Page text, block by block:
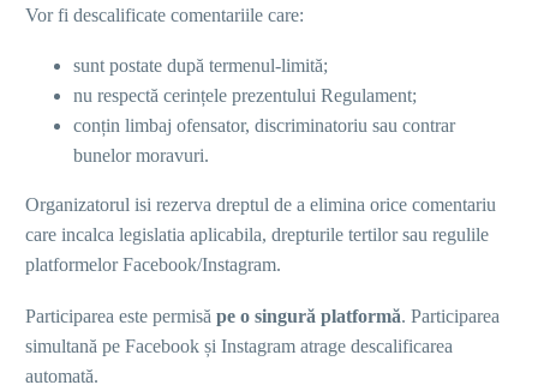
Vor fi descalificate comentariile care:
sunt postate după termenul-limită;
nu respectă cerințele prezentului Regulament;
conțin limbaj ofensator, discriminatoriu sau contrar
bunelor moravuri.
Organizatorul isi rezerva dreptul de a elimina orice comentariu
care incalca legislatia aplicabila, drepturile tertilor sau regulile
platformelor Facebook/Instagram.
Participarea este permisă pe o singură platformă. Participarea
simultană pe Facebook și Instagram atrage descalificarea
automată.